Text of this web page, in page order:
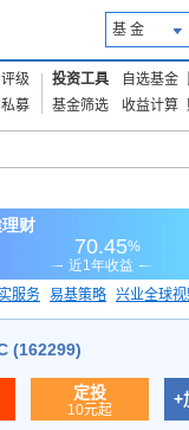
基 金
评级
私募
投资工具 自选基金
基金筛选
收益计算
服务 易基策略 兴业全球
(162299)
定投
10元起
+